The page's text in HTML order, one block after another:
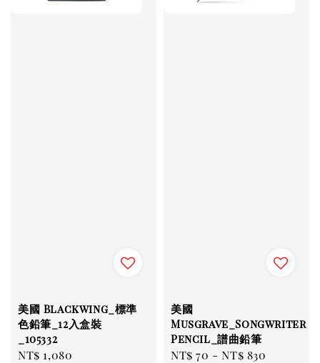
美國 Blackwing_標準
色鉛筆_12入盒裝
_105332
Regular
NT$ 1,080
美國
Musgrave_Songwriter
Pencil_譜曲鉛筆
Regular
NT$ 70 -NT$ 830